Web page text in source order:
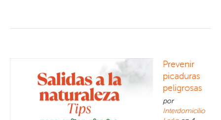
Prevenir
picaduras
peligrosas
por
Interdomicilio